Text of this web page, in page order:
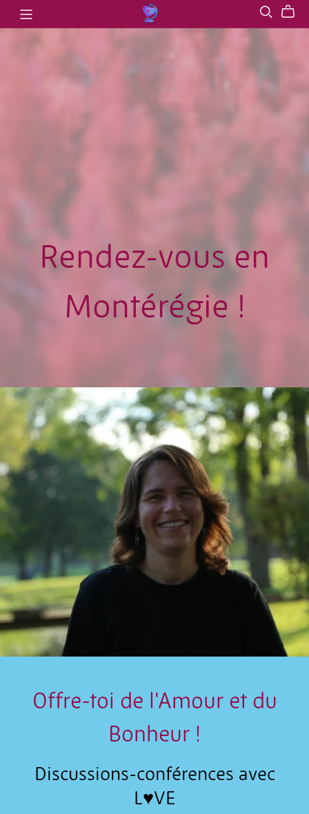
Rendez-vous en
Montérégie !
Offre-toi de l'Amour et du
Bonheur !
Discussions-conférences avec
L♥VE